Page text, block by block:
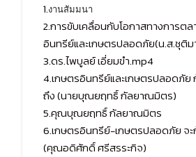
1.งานสัมมนา
2.การขับเคลื่อนกับโอกาสทางการต
อินทรีย์และเกษตรปลอดภัย(น.ส.ชุติ
3.ดร.ไพบูลย์ เอี่ยมขำ.mp4
4.เกษตรอินทรีย์และเกษตรปลอดภัย
ถึง (นายบุณยฤทธิ์ กัลยาณมิตร)
5.คุณบุณยฤทธิ์ กัลยาณมิตร
6.เกษตรอินทรีย์-เกษตรปลอดภัย จะ
(คุณอดิศักดิ์ ศรีสรระกิจ)